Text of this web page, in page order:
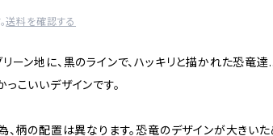
送料を確認する
ーン地に、黒のラインで、ハッキリと描かれた恐竜
こいいデザインです。
柄の配置は異なります。恐竜のデザインが大きいた